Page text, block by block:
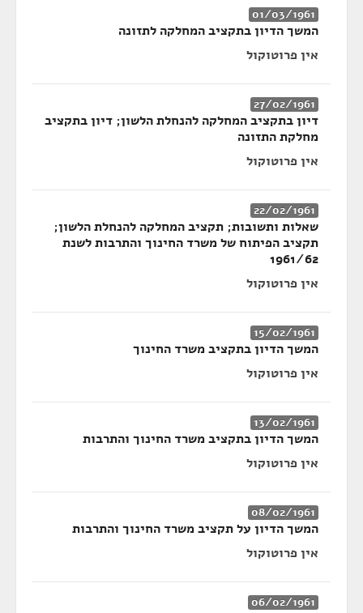
01/03/1961
המשך הדיון בתקציב המחלקה לתזונה
אין פרוטוקול
27/02/1961
דיון בתקציב המחלקה להנחלת הלשון; דיון בתקציב
מחלקת התזונה
אין פרוטוקול
22/02/1961
שאלות ותשובות; תקציב המחלקה להנחלת הלשון;
תקציב הפיתוח של משרד החינוך והתרבות לשנת
1961/62
אין פרוטוקול
15/02/1961
המשך הדיון בתקציב משרד החינוך
אין פרוטוקול
13/02/1961
המשך הדיון בתקציב משרד החינוך והתרבות
אין פרוטוקול
08/02/1961
המשך הדיון על תקציב משרד החינוך והתרבות
אין פרוטוקול
06/02/1961